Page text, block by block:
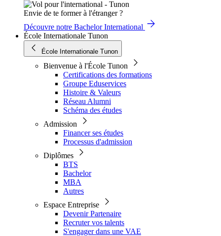
Envie de te former à l'étranger ?
Découvre notre Bachelor International
École Internationale Tunon
École Internationale Tunon
Bienvenue à l'École Tunon
Certifications des formations
Groupe Eduservices
Histoire & Valeurs
Réseau Alumni
Schéma des études
Admission
Financer ses études
Processus d'admission
Diplômes
BTS
Bachelor
MBA
Autres
Espace Entreprise
Devenir Partenaire
Recruter vos talents
S'engager dans une VAE